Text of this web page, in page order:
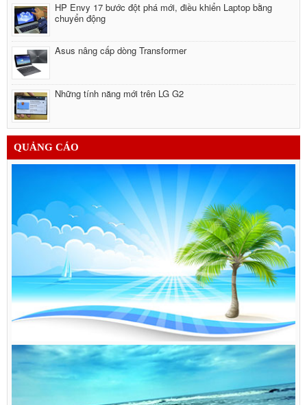
HP Envy 17 bước đột phá mới, điều khiển Laptop bằng
chuyển động
Asus nâng cấp dòng Transformer
Những tính năng mới trên LG G2
QUẢNG CÁO